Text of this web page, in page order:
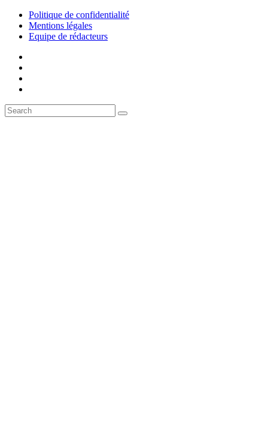
Politique de confidentialité
Mentions légales
Equipe de rédacteurs